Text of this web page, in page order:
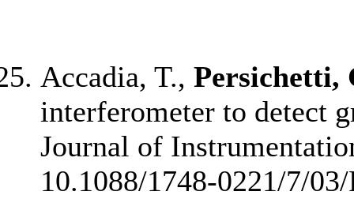
Accadia, T., Persichetti,
interferometer to detect
Journal of
10.1088/1748-0221/7/